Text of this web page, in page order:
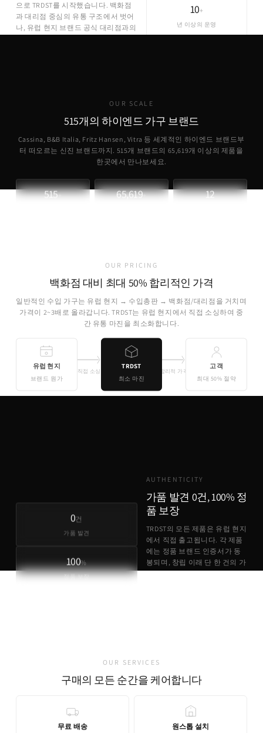
으로 TRDST를 시작했습니다. 백화점
과 대리점 중심의 유통 구조에서 벗어
나, 유럽 현지 브랜드 공식 대리점과의
10+
년 이상의 운영
OUR SCALE
515개의 하이엔드 가구 브랜드
Cassina, B&B Italia, Fritz Hansen, Vitra 등 세계적인 하이엔드 브랜드부
터 떠오르는 신진 브랜드까지. 515개 브랜드의 65,619개 이상의 제품을
한곳에서 만나보세요.
515+ 65,619+ 12
OUR PRICING
백화점 대비 최대 50% 합리적인 가격
일반적인 수입 가구는 유럽 현지 → 수입총판 → 백화점/대리점을 거치며
가격이 2~3배로 올라갑니다. TRDST는 유럽 현지에서 직접 소싱하여 중
간 유통 마진을 최소화합니다.
유럽 현지
브랜드 원가
직접 소싱
TRDST
최소 마진
합리적 가격
고객
최대 50% 절약
AUTHENTICITY
가품 발견 0건, 100% 정
품 보장
TRDST의 모든 제품은 유럽 현지
에서 직접 출고됩니다. 각 제품
에는 정품 브랜드 인증서가 동
봉되며, 창립 이래 단 한 건의 가
품 사례도 없습니다.
0건
가품 발견
100%
정품 보장
OUR SERVICES
구매의 모든 순간을 케어합니다
무료 배송 원스톱 설치